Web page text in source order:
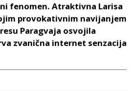
fenomen. Atraktivna Larisa
provokativnim navijanjem
Paragvaja osvojila
zvanična internet senzacija